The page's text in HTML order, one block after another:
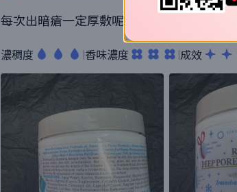
每次出暗瘡一定厚敷呢個面膜，用後暗瘡
濃稠度 |香味濃度 |成效